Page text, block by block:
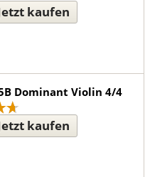
kaufen
Dominant Violin 4/4
kaufen